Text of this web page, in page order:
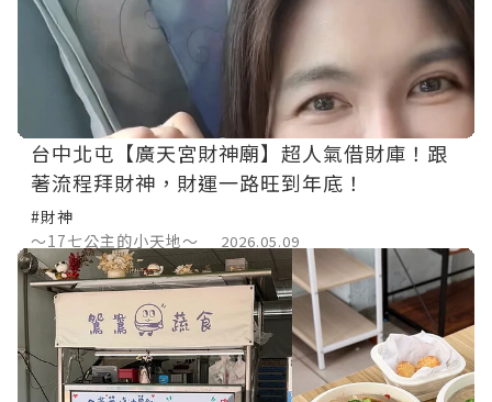
台中北屯【廣天宮財神廟】超人氣借財庫！跟
著流程拜財神，財運一路旺到年底！
#財神
～17七公主的小天地～
2026.05.09